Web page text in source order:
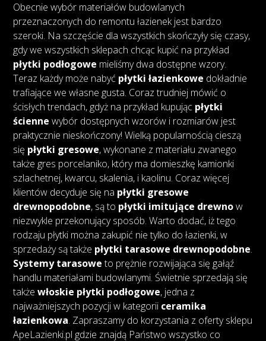
Obecnie wybór materiałów budowlanych
przeznaczonych do remontu łazienek jest bardzo
szeroki. Na szczęście dla wszystkich skończyły się czasy,
gdy we wszystkich sklepach chcąc kupić na przykład
płytki podłogowe mieliśmy dwa dostępne wzory.
Teraz każdy może nabyć płytki łazienkowe dokładnie
trafiające we własne gusta. Coraz trudniej mówić o
ścisłych trendach, gdyż na przykład kupując płytki
ścienne wybór dostępnych wzorów i rozmiarów jest
praktycznie nieskończony! Wielką popularnością cieszą
się płytki gresowe, wykonane z materiału zwanego
także gres porcelaniko, który ma domieszkę kamionki
szlachetnej, kwarcu, skalenia, i kaolinu. Coraz więcej
klientów decyduje się na płytki gresowe
drewnopodobne, są to płytki imitujące drewnow
niezwykle przekonujący sposób. Warto dodać, iż tego
rodzaju płytki można zakupić nie tylko do łazienki, w
sprzedaży są także płytki tarasowe drewnopodobne.
Systemy tarasoweto prężnie rozwijająca się gałąź
handlu materiałami budowlanymi. Świetnie sprzedają się
takżewłoskie płytki podłogowe, jedna z
najważniejszych pozycji w kategorii ceramika
łazienkowa. Zapraszamy do korzystania z oferty sklepu
ApeLazienki.pl gdzie znajdą Państwo wszystko co